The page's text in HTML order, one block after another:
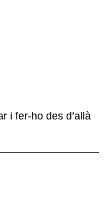
i fer-ho des d’allà